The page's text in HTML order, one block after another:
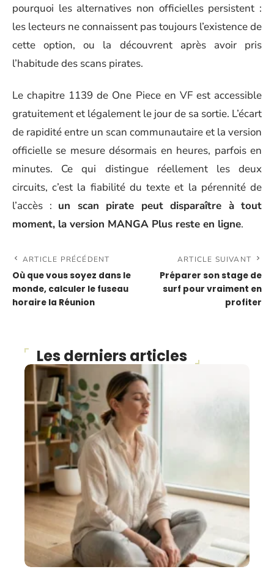
pourquoi les alternatives non officielles persistent :
les lecteurs ne connaissent pas toujours l’existence de
cette option, ou la découvrent après avoir pris
l’habitude des scans pirates.
Le chapitre 1139 de One Piece en VF est accessible
gratuitement et légalement le jour de sa sortie. L’écart
de rapidité entre un scan communautaire et la version
officielle se mesure désormais en heures, parfois en
minutes. Ce qui distingue réellement les deux
circuits, c’est la fiabilité du texte et la pérennité de
l’accès : un scan pirate peut disparaître à tout
moment, la version MANGA Plus reste en ligne.
ARTICLE PRÉCÉDENT
Où que vous soyez dans le
monde, calculer le fuseau
horaire la Réunion
ARTICLE SUIVANT
Préparer son stage de
surf pour vraiment en
profiter
Les derniers articles